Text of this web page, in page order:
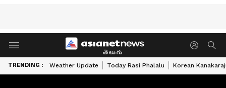
తెలుగు
TRENDING : Weather Update Today Rasi Phalalu Korean